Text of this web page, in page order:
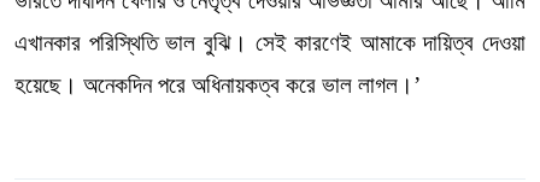
এখানকার পরিস্থিতি ভাল বুঝি। সেই কারণেই আমাকে দায়িত্ব দেওয়া
হয়েছে। অনেকদিন পরে অধিনায়কত্ব করে ভাল লাগল।’